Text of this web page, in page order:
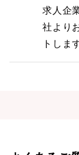
求人企
社より
トしま